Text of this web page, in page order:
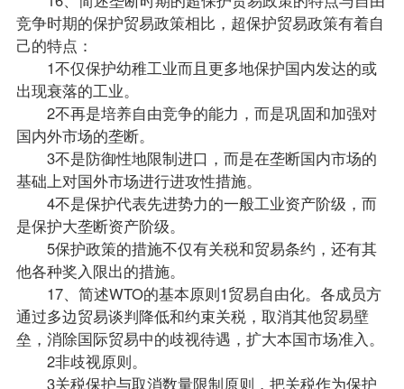
竞争时期的保护贸易政策相比，超保护贸易政策有着自
己的特点：
1不仅保护幼稚工业而且更多地保护国内发达的或
出现衰落的工业。
2不再是培养自由竞争的能力，而是巩固和加强对
国内外市场的垄断。
3不是防御性地限制进口，而是在垄断国内市场的
基础上对国外市场进行进攻性措施。
4不是保护代表先进势力的一般工业资产阶级，而
是保护大垄断资产阶级。
5保护政策的措施不仅有关税和贸易条约，还有其
他各种奖入限出的措施。
17、简述WTO的基本原则1贸易自由化。各成员方
通过多边贸易谈判降低和约束关税，取消其他贸易壁
垒，消除国际贸易中的歧视待遇，扩大本国市场准入。
2非歧视原则。
3关税保护与取消数量限制原则，把关税作为保护